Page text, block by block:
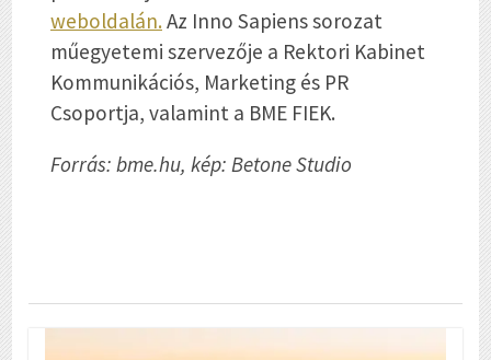
weboldalán.Az Inno Sapiens sorozat
műegyetemi szervezője a Rektori Kabinet
Kommunikációs, Marketing és PR
Csoportja, valamint a BME FIEK.
Forrás: bme.hu, kép: Betone Studio